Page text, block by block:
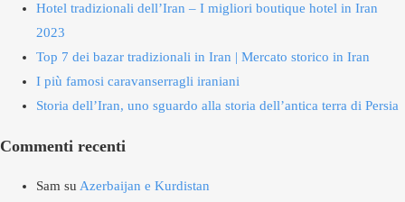
Hotel tradizionali dell’Iran – I migliori boutique hotel in Iran
2023
Top 7 dei bazar tradizionali in Iran | Mercato storico in Iran
I più famosi caravanserragli iraniani
Storia dell’Iran, uno sguardo alla storia dell’antica terra di Persia
Commenti recenti
Sam su Azerbaijan e Kurdistan